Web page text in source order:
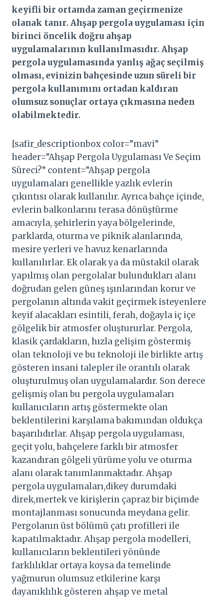
keyifli bir ortamda zaman geçirmenize
olanak tanır. Ahşap pergola uygulaması için
birinci öncelik doğru ahşap
uygulamalarının kullanılmasıdır. Ahşap
pergola uygulamasında yanlış ağaç seçilmiş
olması, evinizin bahçesinde uzun süreli bir
pergola kullanımını ortadan kaldıran
olumsuz sonuçlar ortaya çıkmasına neden
olabilmektedir.
[safir_descriptionbox color=”mavi”
header=”Ahşap Pergola Uygulaması Ve Seçim
Süreci?” content=”Ahşap pergola
uygulamaları genellikle yazlık evlerin
çıkıntısı olarak kullanılır. Ayrıca bahçe içinde,
evlerin balkonlarını terasa dönüştürme
amacıyla, şehirlerin yaya bölgelerinde,
parklarda, oturma ve piknik alanlarında,
mesire yerleri ve havuz kenarlarında
kullanılırlar. Ek olarak ya da müstakil olarak
yapılmış olan pergolalar bulundukları alanı
doğrudan gelen güneş ışınlarından korur ve
pergolanın altında vakit geçirmek isteyenlere
keyif alacakları esintili, ferah, doğayla iç içe
gölgelik bir atmosfer oluştururlar. Pergola,
klasik çardakların, hızla gelişim göstermiş
olan teknoloji ve bu teknoloji ile birlikte artış
gösteren insani talepler ile orantılı olarak
oluşturulmuş olan uygulamalardır. Son derece
gelişmiş olan bu pergola uygulamaları
kullanıcıların artış göstermekte olan
beklentilerini karşılama bakımından oldukça
başarılıdırlar. Ahşap pergola uygulaması,
geçit yolu, bahçelere farklı bir atmosfer
kazandıran gölgeli yürüme yolu ve oturma
alanı olarak tanımlanmaktadır. Ahşap
pergola uygulamaları,dikey durumdaki
direk,mertek ve kirişlerin çapraz bir biçimde
montajlanması sonucunda meydana gelir.
Pergolanın üst bölümü çatı profilleri ile
kapatılmaktadır. Ahşap pergola modelleri,
kullanıcıların beklentileri yönünde
farklılıklar ortaya koysa da temelinde
yağmurun olumsuz etkilerine karşı
dayanıklılık gösteren ahşap ve metal